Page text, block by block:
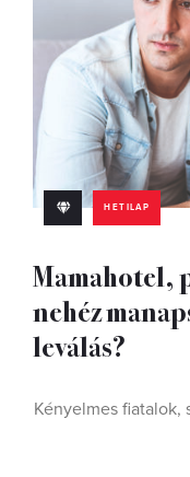
HETILAP
Mamahotel,
nehéz
leválás?
Kényelmes fiatalok,